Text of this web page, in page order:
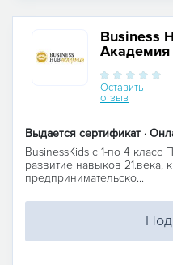
Business
Академия
Оставить
отзыв
Выдается сертификат ·
BusinessKids c 1-по 4
развитие навыков 21.века,
предпринимательско...